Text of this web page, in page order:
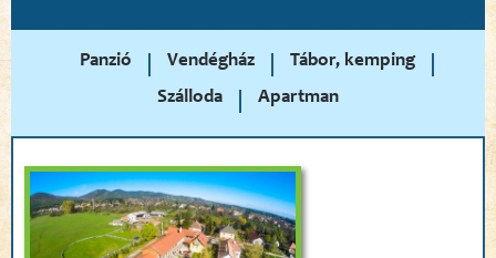
Panzió Vendégház
Tábor, kemping
Szálloda
Apartman